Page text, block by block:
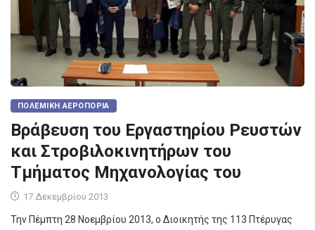
ΠΟΛΕΜΙΚΉ ΑΕΡΟΠΟΡΊΑ
Βράβευση του Εργαστηρίου Ρευστών
και Στροβιλοκινητήρων του
Τμήματος Μηχανολογίας του
17 Δεκεμβρίου 2013
Την Πέμπτη 28 Νοεμβρίου 2013, ο Διοικητής της 113 Πτέρυγας